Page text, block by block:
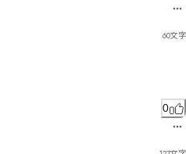
60文字
0